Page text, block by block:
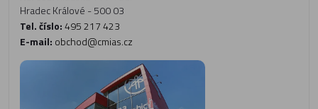
Hradec Králové - 500 03
Tel. číslo:495 217 423
E-mail: obchod@cmias.cz